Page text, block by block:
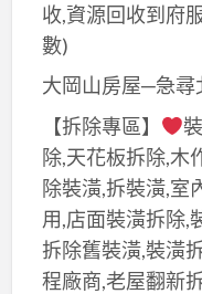
收,資源回收到府
數)
大岡山房屋─急尋
【拆除專區】
除,天花板拆除,木
除裝潢,拆裝潢,室
用,店面裝潢拆除,
拆除舊裝潢,裝潢
程廠商,老屋翻新